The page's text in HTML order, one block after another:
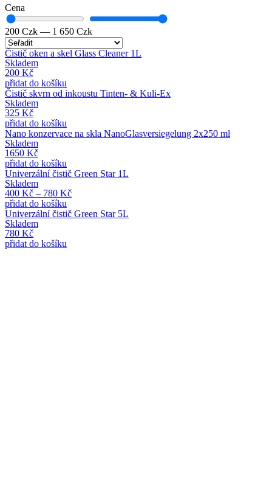
Cena
200 Czk — 1 650 Czk
Čistič oken a skel Glass Cleaner 1L
Skladem
200 Kč
přidat do košíku
Čistič skvrn od inkoustu Tinten- & Kuli-Ex
Skladem
325 Kč
přidat do košíku
Nano konzervace na skla NanoGlasversiegelung 2x250 ml
Skladem
1650 Kč
přidat do košíku
Univerzální čistič Green Star 1L
Skladem
400 Kč – 780 Kč
přidat do košíku
Univerzální čistič Green Star 5L
Skladem
780 Kč
přidat do košíku